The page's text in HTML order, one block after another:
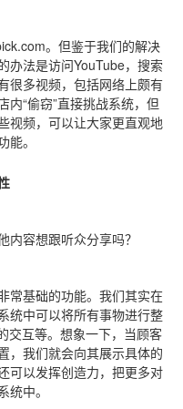
。但鉴于我们的解决
办法是访问YouTube，搜索
很多视频，包括网络上颇有
内“偷窃”直接挑战系统，但
视频，可以让大家更直观地
。
内容想跟听众分享吗？
常基础的功能。我们其实在
统中可以将所有事物进行整
交互等。想象一下，当顾客
，我们就会向其展示具体的
可以发挥创造力，把更多对
中。